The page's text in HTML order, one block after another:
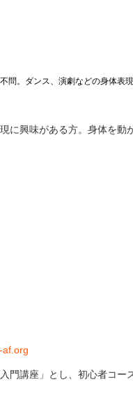
問。ダンス、演劇などの身体表
に興味がある方。身体を動
af.org
門講座」とし、初心者コ